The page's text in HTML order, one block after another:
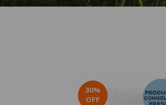
30%
OFF